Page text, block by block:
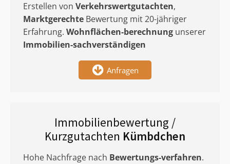
Erstellen von Verkehrswertgutachten,
Marktgerechte Bewertung mit 20-jähriger
Erfahrung. Wohnflächen-berechnung unserer
Immobilien-sachverständigen
Anfragen
Immobilienbewertung /
Kurzgutachten Kümbdchen
Hohe Nachfrage nach Bewertungs-verfahren.